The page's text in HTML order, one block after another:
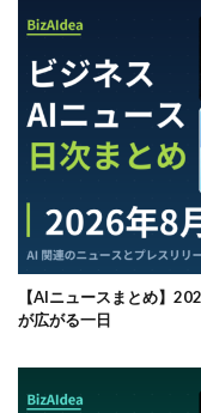
【AIニュースまとめ】
が広がる一日